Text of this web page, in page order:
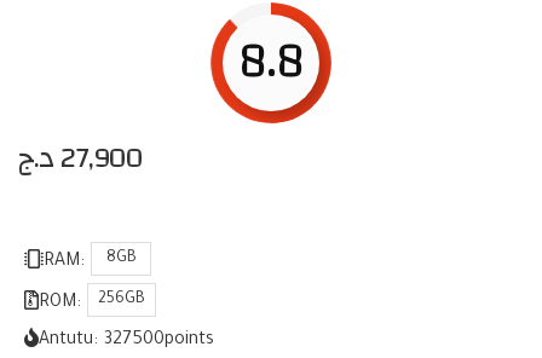
8.8
27,900د.ج
RAM: 8GB
ROM: 256GB
Antutu: 327500points